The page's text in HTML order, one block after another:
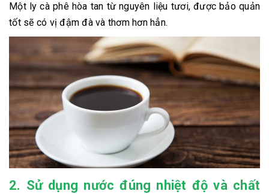
Một ly cà phê hòa tan từ nguyên liệu tươi, được bảo quản
tốt sẽ có vị đậm đà và thơm hơn hẳn.
2. Sử dụng nước đúng nhiệt độ và chất